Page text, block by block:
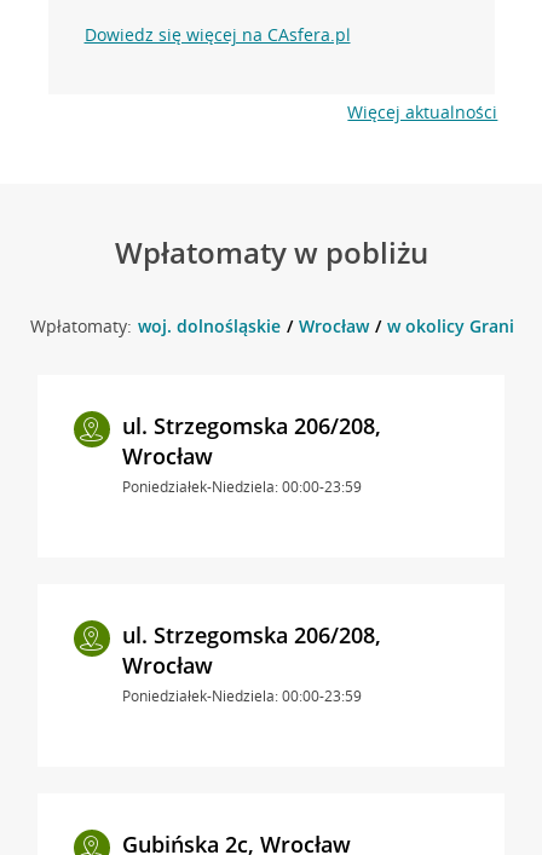
Dowiedz się więcej na CAsfera.pl
Więcej aktualności
Wpłatomaty w pobliżu
Wpłatomaty: woj. dolnośląskie Wrocław w okolicy
ul. Strzegomska 206/208,
Wrocław
Poniedziałek-Niedziela: 00:00-23:59
ul. Strzegomska 206/208,
Wrocław
Poniedziałek-Niedziela: 00:00-23:59
Gubińska 2c, Wrocław